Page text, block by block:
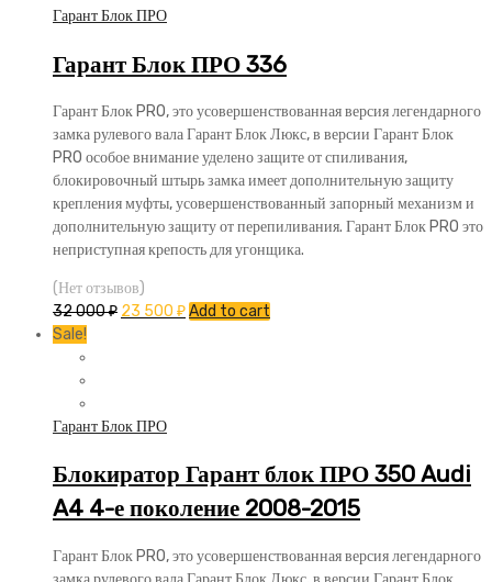
Гарант Блок ПРО
Гарант Блок ПРО 336
Гарант Блок PRO, это усовершенствованная версия легендарного
замка рулевого вала Гарант Блок Люкс, в версии Гарант Блок
PRO особое внимание уделено защите от спиливания,
блокировочный штырь замка имеет дополнительную защиту
крепления муфты, усовершенствованный запорный механизм и
дополнительную защиту от перепиливания. Гарант Блок PRO это
неприступная крепость для угонщика.
(Нет отзывов)
32 000₽ 23 500 ₽Add to cart
Sale!
Гарант Блок ПРО
Блокиратор Гарант блок ПРО 350 Audi
A4 4-е поколение 2008-2015
Гарант Блок PRO, это усовершенствованная версия легендарного